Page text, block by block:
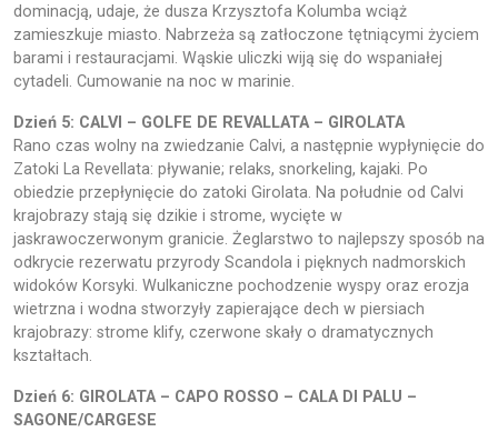
dominacją, udaje, że dusza Krzysztofa Kolumba wciąż
zamieszkuje miasto. Nabrzeża są zatłoczone tętniącymi życiem
barami i restauracjami. Wąskie uliczki wiją się do wspaniałej
cytadeli. Cumowanie na noc w marinie.
Dzień 5: CALVI – GOLFE DE REVALLATA – GIROLATA
Rano czas wolny na zwiedzanie Calvi, a następnie wypłynięcie do
Zatoki La Revellata: pływanie; relaks, snorkeling, kajaki. Po
obiedzie przepłynięcie do zatoki Girolata. Na południe od Calvi
krajobrazy stają się dzikie i strome, wycięte w
jaskrawoczerwonym granicie. Żeglarstwo to najlepszy sposób na
odkrycie rezerwatu przyrody Scandola i pięknych nadmorskich
widoków Korsyki. Wulkaniczne pochodzenie wyspy oraz erozja
wietrzna i wodna stworzyły zapierające dech w piersiach
krajobrazy: strome klify, czerwone skały o dramatycznych
kształtach.
Dzień 6: GIROLATA – CAPO ROSSO – CALA DI PALU –
SAGONE/CARGESE